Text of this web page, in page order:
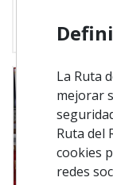
Dónde Comer
La Ruta
mejorar
Ruta del
cookies
redes